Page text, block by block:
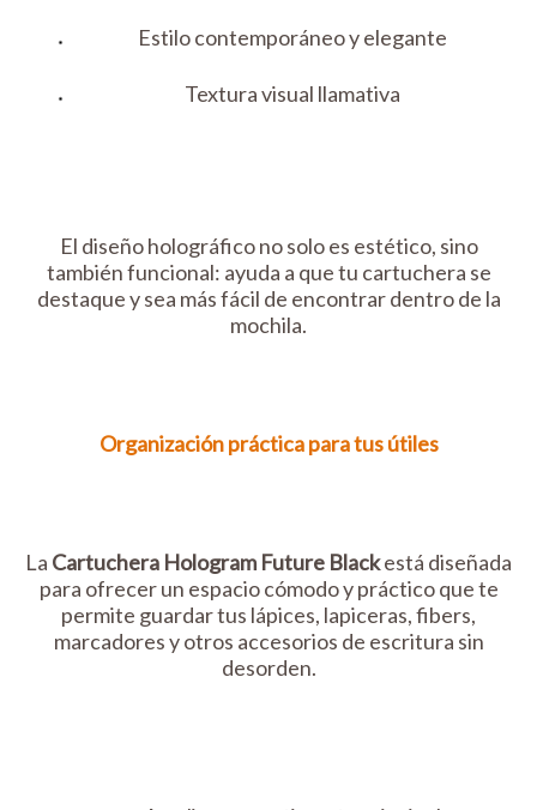
Estilo contemporáneo y elegante
Textura visual llamativa
El diseño holográfico no solo es estético, sino
también funcional: ayuda a que tu cartuchera se
destaque y sea más fácil de encontrar dentro de la
mochila.
Organización práctica para tus útiles
La Cartuchera Hologram Future Blackestá diseñada
para ofrecer un espacio cómodo y práctico que te
permite guardar tus lápices, lapiceras, fibers,
marcadores y otros accesorios de escritura sin
desorden.